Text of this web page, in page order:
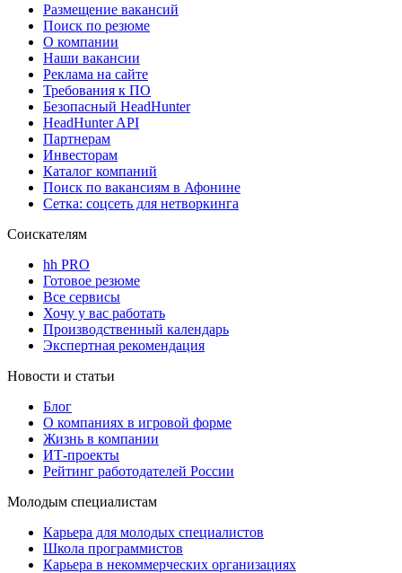
Размещение вакансий
Поиск по резюме
О компании
Наши вакансии
Реклама на сайте
Требования к ПО
Безопасный HeadHunter
HeadHunter API
Партнерам
Инвесторам
Каталог компаний
Поиск по вакансиям в Афонине
Сетка: соцсеть для нетворкинга
Соискателям
hh PRO
Готовое резюме
Все сервисы
Хочу у вас работать
Производственный календарь
Экспертная рекомендация
Новости и статьи
Блог
О компаниях в игровой форме
Жизнь в компании
ИТ-проекты
Рейтинг работодателей России
Молодым специалистам
Карьера для молодых специалистов
Школа программистов
Карьера в некоммерческих организациях